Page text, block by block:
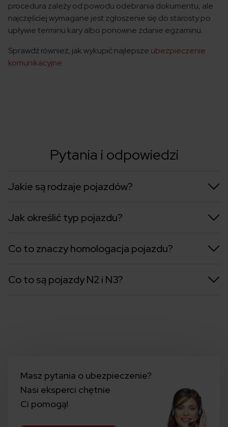
procedura zależy od powodu odebrania dokumentu, ale
najczęściej wymagane jest zgłoszenie się do starosty po
upływie terminu kary albo ponowne zdanie egzaminu.
Sprawdź również, jak wykupić najlepsze ubezpieczenie
komunikacyjne.
Pytania i odpowiedzi
Jakie są rodzaje pojazdów?
Jak określić typ pojazdu?
Co to znaczy homologacja pojazdu?
Co to są pojazdy N2 i N3?
Masz pytania o ubezpieczenie?
Nasi eksperci chętnie
Ci pomogą!